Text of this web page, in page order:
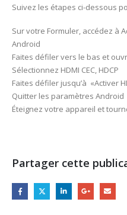
Suivez les étapes ci-dessous
Sur votre Formuler, accédez à
Android
Faites défiler vers le bas et
Sélectionnez HDMI CEC, HDCP
Faites défiler jusqu’à «Activer
Quitter les paramètres Android
Éteignez votre appareil et
Partager cette